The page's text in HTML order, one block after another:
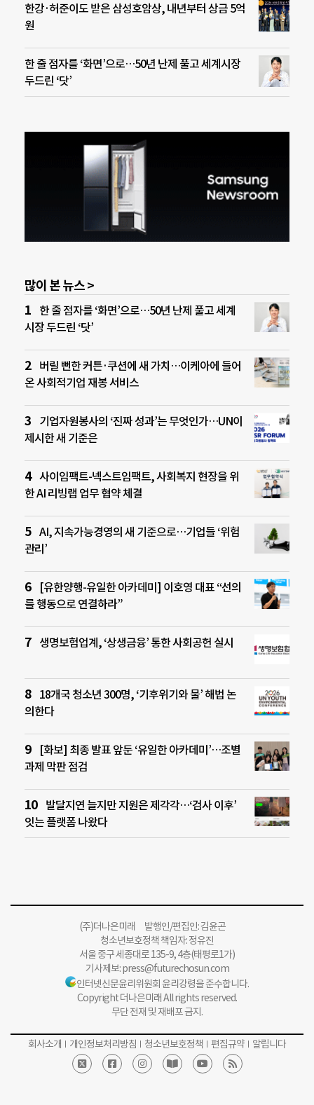
한강·허준이도 받은 삼성호암상, 내년부터 상금 5억
원
한 줄 점자를 ‘화면’으로…50년 난제 풀고 세계시장
두드린 ‘닷’
많이 본 뉴스 >
한 줄 점자를 ‘화면’으로…50년 난제 풀고 세계
시장 두드린 ‘닷’
버릴 뻔한 커튼·쿠션에 새 가치…이케아에 들어
온 사회적기업 재봉 서비스
기업자원봉사의 ‘진짜 성과’는 무엇인가…UN이
제시한 새 기준은
사이임팩트-넥스트임팩트, 사회복지 현장을 위
한 AI 리빙랩 업무 협약 체결
AI, 지속가능경영의 새 기준으로…기업들 ‘위험
관리’
[유한양행-유일한 아카데미] 이호영 대표 “선의
를 행동으로 연결하라”
생명보험업계, ‘상생금융’ 통한 사회공헌 실시
18개국 청소년 300명, ‘기후위기와 물’ 해법 논
의한다
[화보] 최종 발표 앞둔 ‘유일한 아카데미’…조별
과제 막판 점검
발달지연 늘지만 지원은 제각각…‘검사 이후’
잇는 플랫폼 나왔다
(주)더나은미래 발행인/편집인: 김윤곤
청소년보호정책 책임자: 정유진
서울 중구 세종대로 135-9, 4층(태평로1가)
기사제보:press@futurechosun.com
인터넷신문윤리위원회 윤리강령을 준수합니다.
Copyright 더나은미래 All rights reserved.
무단 전재 및 재배포 금지.
회사소개 개인정보처리방침 청소년보호정책 편집규약 알립니다